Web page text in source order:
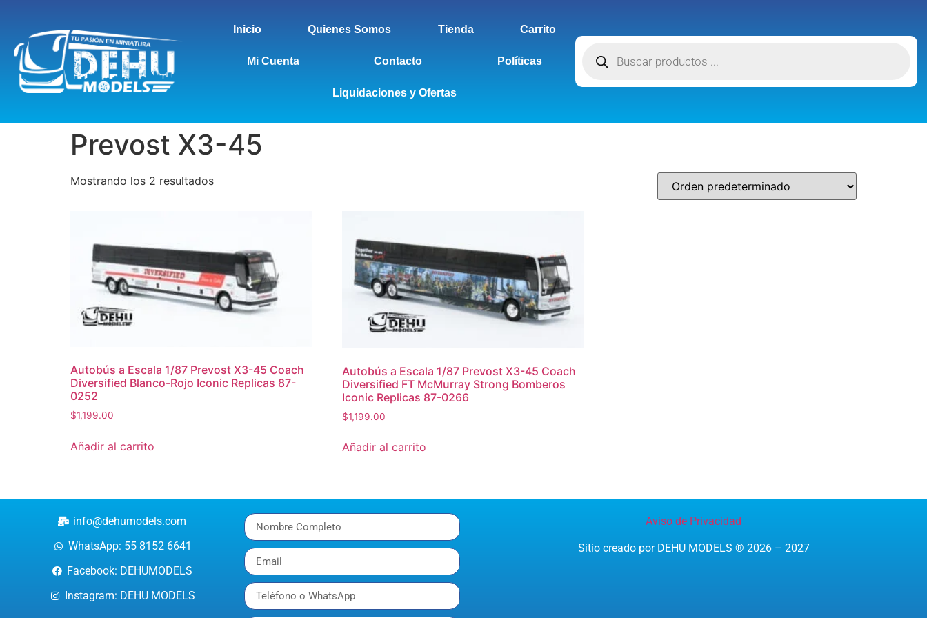
Inicio Quienes Somos Tienda Carrito
Mi Cuenta Contacto Políticas
Liquidaciones y Ofertas
Prevost X3-45
Mostrando los 2 resultados
Autobús a Escala 1/87 Prevost X3-45 Coach
Diversified Blanco-Rojo Iconic Replicas 87-
0252
$1,199.00
Añadir al carrito
Autobús a Escala 1/87 Prevost X3-45 Coach
Diversified FT McMurray Strong Bomberos
Iconic Replicas 87-0266
$1,199.00
Añadir al carrito
info@dehumodels.com
WhatsApp: 55 8152 6641
Facebook: DEHUMODELS
Instagram: DEHU MODELS
Aviso de Privacidad
Sitio creado por DEHU MODELS ® 2026 – 2027